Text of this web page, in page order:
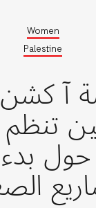
Women
Palestine
آ كشن
تنظم
بدء